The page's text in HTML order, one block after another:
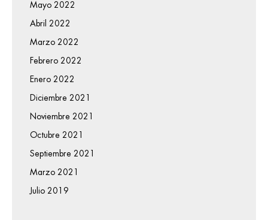
Mayo 2022
Abril 2022
Marzo 2022
Febrero 2022
Enero 2022
Diciembre 2021
Noviembre 2021
Octubre 2021
Septiembre 2021
Marzo 2021
Julio 2019